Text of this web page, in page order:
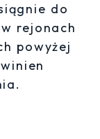
do
rejonach
powyżej